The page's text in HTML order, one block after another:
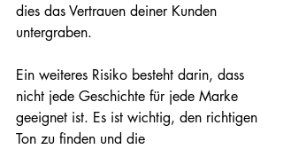
dies das Vertrauen deiner Kunden
untergraben.
Ein weiteres Risiko besteht darin, dass
nicht jede Geschichte für jede Marke
geeignet ist. Es ist wichtig, den richtigen
Ton zu finden und die